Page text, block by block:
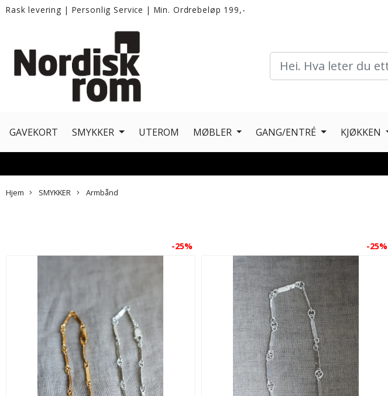
Rask levering | Personlig Service | Min. Ordrebeløp 199,-
GAVEKORT SMYKKER UTEROM MØBLER GANG/ENTRÉ KJØKKEN
Hjem SMYKKER Armbånd
-25% -25%